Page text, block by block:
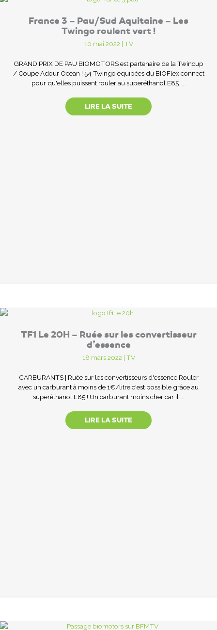
France 3 – Pau/Sud Aquitaine – Les
Twingo roulent vert !
10 mai 2022 | TV
GRAND PRIX DE PAU BIOMOTORS est partenaire de la Twincup
/ Coupe Adour Océan ! 54 Twingo équipées du BIOFlex connect
pour qu'elles puissent rouler au superéthanol E85 ...
LIRE LA SUITE
TF1 Le 20H – Ruée sur les convertisseur
d’essence
18 mars 2022 | TV
CARBURANTS | Ruée sur les convertisseurs d'essence Rouler
avec un carburant à moins de 1€/litre c'est possible grâce au
superéthanol E85 ! Un carburant moins cher car il ...
LIRE LA SUITE